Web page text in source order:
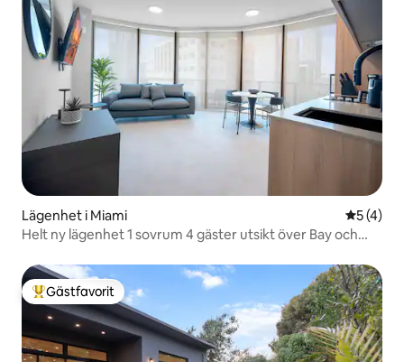
Lägenhet i Miami 5 av 5 i
5 (4)
Helt ny lägenhet 1 sovrum 4 gäster utsikt över Bay och
Populär gästfavorit
Gästfavorit